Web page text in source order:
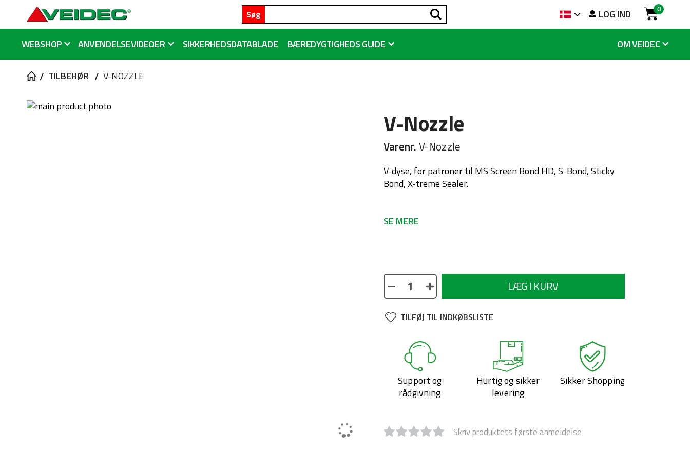
Søg SprogLOG IND Cart
0
WEBSHOP ANVENDELSEVIDEOER SIKKERHEDSDATABLADE BÆREDYGTIGHEDS GUIDE OM VEIDEC
TILBEHØR V-NOZZLE
Gå
V-Nozzle
Varenr.V-Nozzle
V-dyse, for patroner til MS Screen Bond HD, S-Bond, Sticky
Bond, X-treme Sealer.
SE MERE
LÆG I KURV
TILFØJ TIL INDKØBSLISTE
Support og
rådgivning
Hurtig og sikker
levering
Sikker Shopping
Skriv produktets første anmeldelse